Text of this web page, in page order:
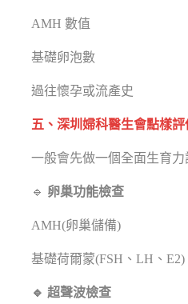
AMH 數值
基礎卵泡數
過往懷孕或流產史
五、深圳婦科醫生會點樣
一般會先做一個全面生育力
🔹 卵巢功能檢查
AMH(卵巢儲備)
基礎荷爾蒙(FSH、LH、E2)
🔹 超聲波檢查